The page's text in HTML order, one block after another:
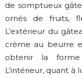
de somptueux
ornés de fruits,
L’extérieur du
crème au beurre
obtenir la
L’intérieur, quant à